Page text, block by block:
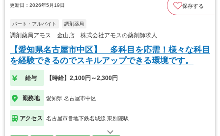
更新日：2026年5月19日 保存する
パート・アルバイト 調剤薬局
調剤薬局アモス 金山店 株式会社アモスの薬剤師求人
【愛知県名古屋市中区】 多科目を応需！様々な科目
を経験できるのでスキルアップできる環境です。
給与 【時給】2,100円～2,300円
勤務地 愛知県 名古屋市中区
アクセス 名古屋市営地下鉄名城線 東別院駅